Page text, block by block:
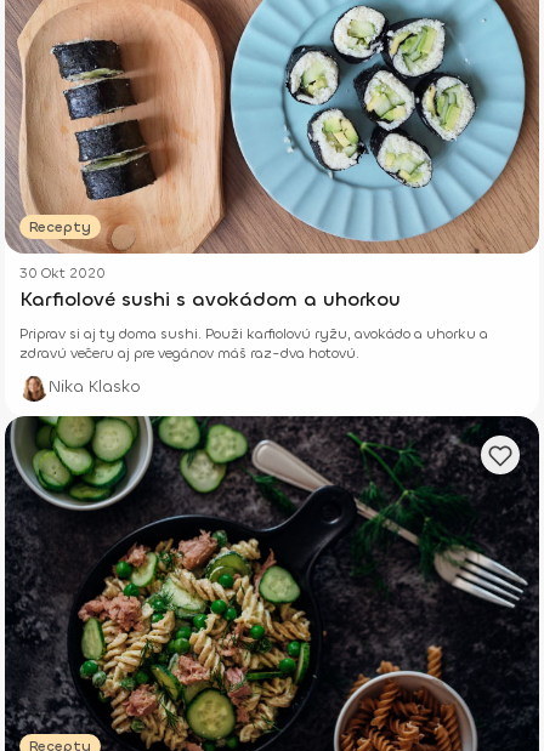
Recepty
30 Okt 2020
Karfiolové sushi s avokádom a uhorkou
Priprav si aj ty doma sushi. Použi karfiolovú ryžu, avokádo a uhorku a
zdravú večeru aj pre vegánov máš raz-dva hotovú.
Nika Klasko
Recepty